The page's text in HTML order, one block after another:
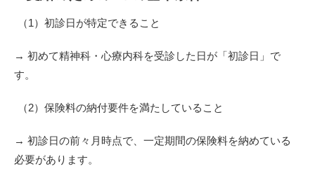
（1）初診日が特定できること
→ 初めて精神科・心療内科を受診した日が「初診日」で
す。
（2）保険料の納付要件を満たしていること
→ 初診日の前々月時点で、一定期間の保険料を納めている
必要があります。